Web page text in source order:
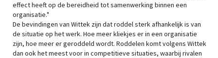
effect heeft op de bereidheid tot samenwerking binnen een
organisatie."
De bevindingen van Wittek zijn dat roddel sterk afhankelijk is van
de situatie op het werk. Hoe meer kliekjes er in een organisatie
zijn, hoe meer er geroddeld wordt. Roddelen komt volgens Wittek
dan ook het meest voor in competitieve situaties, waarbij rivalen